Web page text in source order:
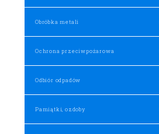
Obróbka metali
Ochrona przeciwpożarowa
Odbiór odpadów
Pamiątki, ozdoby